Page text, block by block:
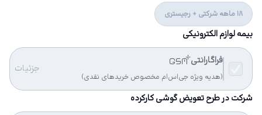
18 ماهه شرکتی + رجیستری
بیمه لوازم الکترونیکی
فراگارانتی
(هدیه ویژه جی‌اس‌ام مخصوص خریدهای نقدی)
جزئیات
شرکت در طرح تعویض گوشی کارکرده